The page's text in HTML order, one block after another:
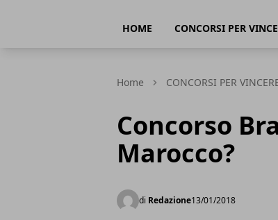
HOME CONCORSI PER
Home CONCORSI PER
Concorso
Marocco?
di Redazione13/01/2018